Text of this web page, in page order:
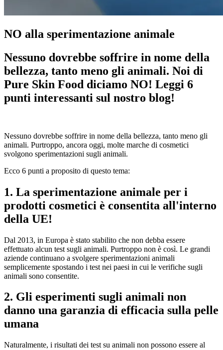
NO alla sperimentazione animale
Nessuno dovrebbe soffrire in nome della
bellezza, tanto meno gli animali. Noi di
Pure Skin Food diciamo NO! Leggi 6
punti interessanti sul nostro blog!
Nessuno dovrebbe soffrire in nome della bellezza, tanto meno gli
animali. Purtroppo, ancora oggi, molte marche di cosmetici
svolgono sperimentazioni sugli animali.
Ecco 6 punti a proposito di questo tema:
1. La sperimentazione animale per i
prodotti cosmetici è consentita all'interno
della UE!
Dal 2013, in Europa è stato stabilito che non debba essere
effettuato alcun test sugli animali. Purtroppo non è così. Le grandi
aziende continuano a svolgere sperimentazioni animali
semplicemente spostando i test nei paesi in cui le verifiche sugli
animali sono consentite.
2. Gli esperimenti sugli animali non
danno una garanzia di efficacia sulla pelle
umana
Naturalmente, i risultati dei test su animali non possono essere al